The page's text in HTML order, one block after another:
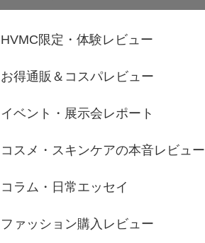
HVMC限定・体験レビュー
お得通販＆コスパレビュー
イベント・展示会レポート
コスメ・スキンケアの本音レビュー
コラム・日常エッセイ
ファッション購入レビュー